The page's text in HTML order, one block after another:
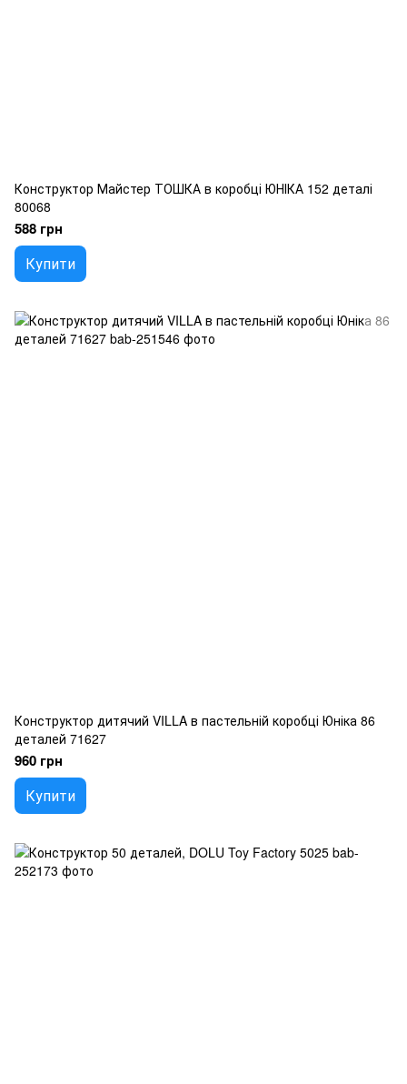
Конструктор Майстер ТОШКА в коробці ЮНІКА 152 деталі
80068
588 грн
Купити
Конструктор дитячий VILLA в пастельній коробці Юніка 86
деталей 71627
960 грн
Купити